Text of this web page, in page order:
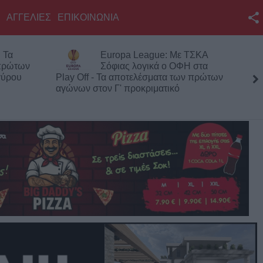
Twitter
YouTube
Επικοινωνία με το
KarditsaLive.Net
ΑΓΓΕΛΙΕΣ ΕΠΙΚΟΙΝΩΝΙΑ
Τα
Europa League: Με ΤΣΚΑ
Σόφιας λογικά ο ΟΦΗ στα
Play Off - Τα αποτελέσματα των πρώτων
αγώνων στον Γ' προκριματικό